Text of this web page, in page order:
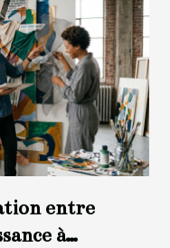
entre
à